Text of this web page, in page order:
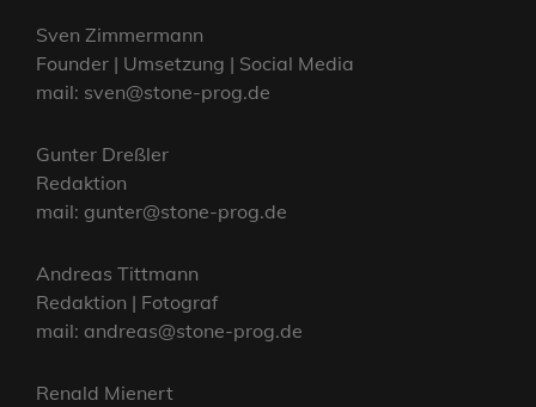
Sven Zimmermann
Founder | Umsetzung | Social Media
mail: sven@stone-prog.de
Gunter Dreßler
Redaktion
mail: gunter@stone-prog.de
Andreas Tittmann
Redaktion | Fotograf
mail: andreas@stone-prog.de
Renald Mienert